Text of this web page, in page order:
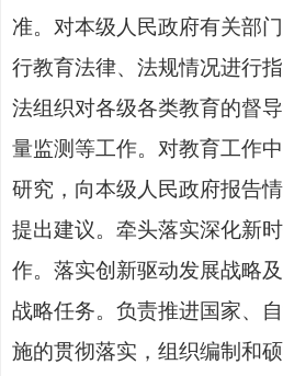
准。对本级人民政府有关部
行教育法律、法规情况进行
法组织对各级各类教育的督
量监测等工作。对教育工作
研究，向本级人民政府报告
提出建议。牵头落实深化新
作。 落实创新驱动发展战略
战略任务。负责推进国家、
施的贯彻落实，组织编制 和